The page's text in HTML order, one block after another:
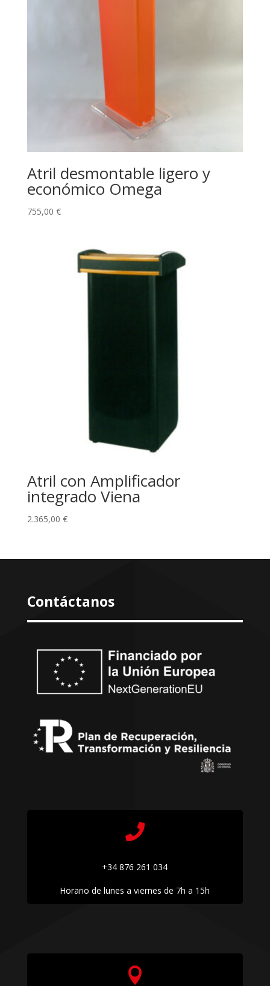
Atril desmontable ligero y
económico Omega
755,00 €
Atril con Amplificador
integrado Viena
2.365,00 €
Contáctanos

+34 876 261 034
Horario de lunes a viernes de 7h a 15h
